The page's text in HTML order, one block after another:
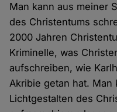
Man kann aus meiner
des Christentums
2000 Jahren
Kriminelle, was
aufschreiben, wie
Akribie getan hat. Man
Lichtgestalten des